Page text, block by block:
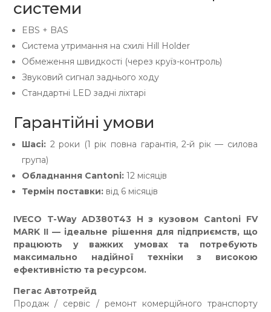
системи
EBS + BAS
Система утримання на схилі Hill Holder
Обмеження швидкості (через круїз-контроль)
Звуковий сигнал заднього ходу
Стандартні LED задні ліхтарі
Гарантійні умови
Шасі: 2 роки (1 рік повна гарантія, 2-й рік — силова
група)
Обладнання Cantoni: 12 місяців
Термін поставки: від 6 місяців
IVECO T-Way AD380T43 H з кузовом Cantoni FV
MARK II — ідеальне рішення для підприємств, що
працюють у важких умовах та потребують
максимально надійної техніки з високою
ефективністю та ресурсом.
Пегас Автотрейд
Продаж / сервіс / ремонт комерційного транспорту